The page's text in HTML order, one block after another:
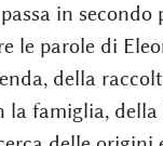
in secondo
le parole di
della
la famiglia, della